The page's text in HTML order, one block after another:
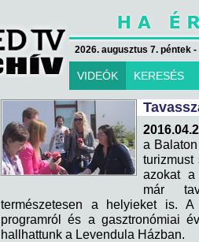
2026. augusztus 7. péntek
VIDEÓK KERESÉS
a
turizmust
azokat a
már
természetesen a helyieket is.
programról és a gasztronómiai
hallhattunk a Levendula Házban.